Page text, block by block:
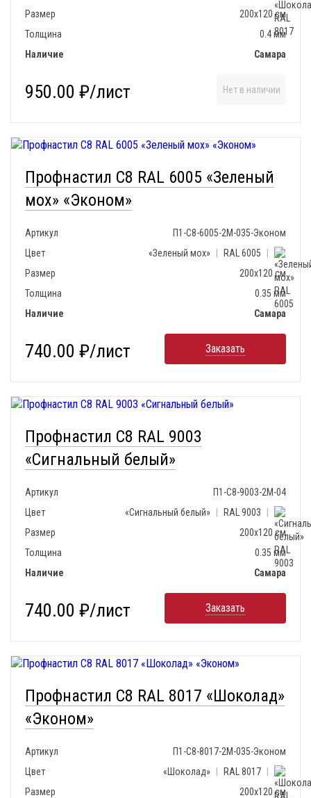
Размер
200х120 см
Толщина
0.4 мм
Наличие
Самара
950.00 ₽/лист Нет в наличии
Профнастил С8 RAL 6005 «Зеленый
мох» «Эконом»
Артикул
П1-С8-6005-2М-035-Эконом
Цвет
«Зеленый мох» RAL 6005
Размер
200х120 см
Толщина
0.35 мм
Наличие
Самара
740.00 ₽/лист Заказать
Профнастил С8 RAL 9003
«Сигнальный белый»
Артикул
П1-С8-9003-2М-04
Цвет
«Сигнальный белый» RAL 9003
Размер
200х120 см
Толщина
0.35 мм
Наличие
Самара
740.00 ₽/лист Заказать
Профнастил С8 RAL 8017 «Шоколад»
«Эконом»
Артикул
П1-С8-8017-2М-035-Эконом
Цвет
«Шоколад» RAL 8017
Размер
200х120 см